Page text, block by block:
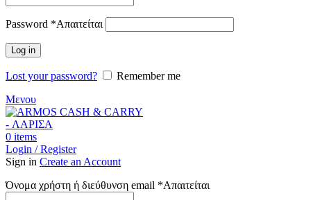
Password *Απαιτείται
Log in
Lost your password?
Remember me
Μενου
0 items
Login / Register
Sign in Create an Account
Όνομα χρήστη ή διεύθυνση email *Απαιτείται